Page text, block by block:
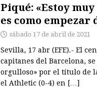
Piqué: «Estoy
es como empezar
sábado 17 de abril de 2021
Sevilla, 17 abr (EFE).- El
capitanes del Barcelona,
orgulloso» por el título de
el Athletic (0-4) en […]